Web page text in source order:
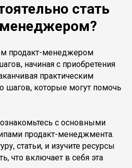
стать
продакт-менеджером
начиная с приобретения
практическим
шагов, которые могут помочь
с основными
продакт-менеджмента.
статьи, и изучите ресурсы
что включает в себя эта